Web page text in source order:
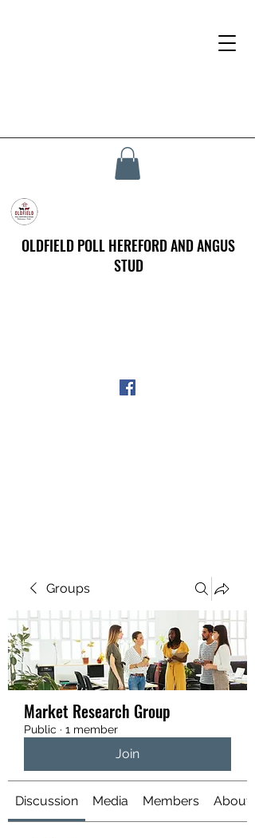
OLDFIELD POLL HEREFORD AND ANGUS
STUD
Groups
Market Research Group
Public · 1 member
Join
Discussion Media Members About